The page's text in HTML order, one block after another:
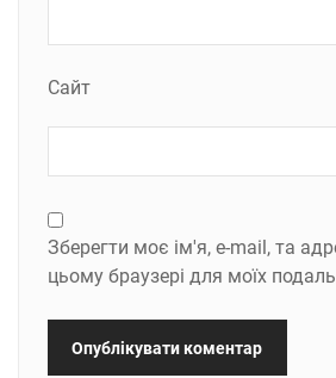
Сайт
Зберегти моє ім'я, e-mail, та
цьому браузері для моїх